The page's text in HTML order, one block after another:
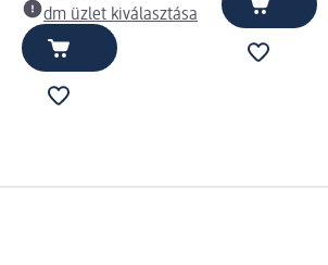
dm üzlet kiválasztása